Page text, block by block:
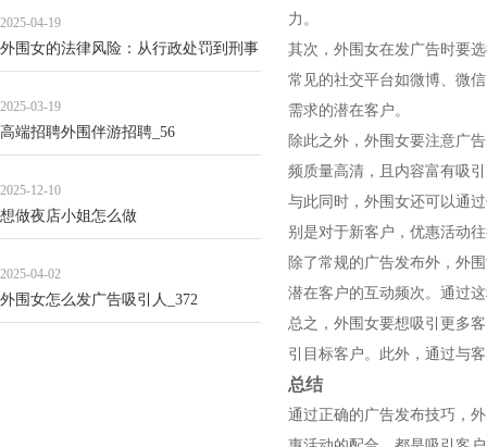
2025-04-19
外围女的法律风险：从行政处罚到刑事
2025-03-19
高端招聘外围伴游招聘_56
2025-12-10
想做夜店小姐怎么做
2025-04-02
外围女怎么发广告吸引人_372
力。
其次，外围女在发广告时要
常见的社交平台如微博、微
需求的潜在客户。
除此之外，外围女要注意广
频质量高清，且内容富有吸
与此同时，外围女还可以通
别是对于新客户，优惠活动
除了常规的广告发布外，外
潜在客户的互动频次。通过
总之，外围女要想吸引更多
引目标客户。此外，通过与
总结
通过正确的广告发布技巧，